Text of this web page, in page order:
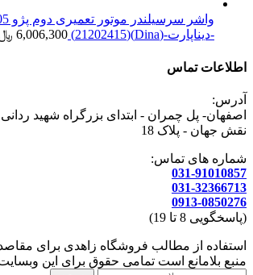
-دیناپارت-(Dina)(21202415)
6,006,300 ﷼
اطلاعات تماس
آدرس:
اصفهان- پل چمران - ابتدای بزرگراه شهید
نقش جهان - پلاک 18
شماره های تماس:
031-91010857
031-32366713
0913-0850276
(پاسخگویی 8 تا 19)
استفاده از مطالب فروشگاه زاهدی برای مقاصد
منبع بلامانع است تمامی حقوق برای این